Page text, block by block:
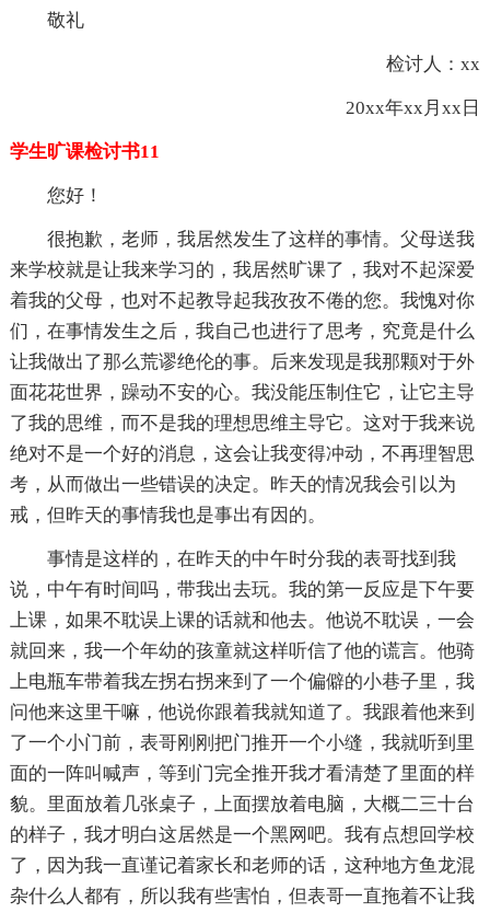
敬礼
检讨人：xx
20xx年xx月xx日
学生旷课检讨书11
您好！
很抱歉，老师，我居然发生了这样的事情。父母送我
来学校就是让我来学习的，我居然旷课了，我对不起深爱
着我的父母，也对不起教导起我孜孜不倦的您。我愧对你
们，在事情发生之后，我自己也进行了思考，究竟是什么
让我做出了那么荒谬绝伦的事。后来发现是我那颗对于外
面花花世界，躁动不安的心。我没能压制住它，让它主导
了我的思维，而不是我的理想思维主导它。这对于我来说
绝对不是一个好的消息，这会让我变得冲动，不再理智思
考，从而做出一些错误的决定。昨天的情况我会引以为
戒，但昨天的事情我也是事出有因的。
事情是这样的，在昨天的中午时分我的表哥找到我
说，中午有时间吗，带我出去玩。我的第一反应是下午要
上课，如果不耽误上课的话就和他去。他说不耽误，一会
就回来，我一个年幼的孩童就这样听信了他的谎言。他骑
上电瓶车带着我左拐右拐来到了一个偏僻的小巷子里，我
问他来这里干嘛，他说你跟着我就知道了。我跟着他来到
了一个小门前，表哥刚刚把门推开一个小缝，我就听到里
面的一阵叫喊声，等到门完全推开我才看清楚了里面的样
貌。里面放着几张桌子，上面摆放着电脑，大概二三十台
的样子，我才明白这居然是一个黑网吧。我有点想回学校
了，因为我一直谨记着家长和老师的话，这种地方鱼龙混
杂什么人都有，所以我有些害怕，但表哥一直拖着不让我